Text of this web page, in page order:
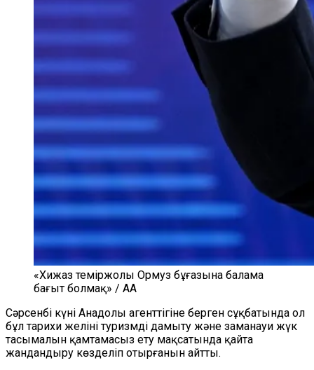
«Хижаз теміржолы Ормуз бұғазына балама
бағыт болмақ» / AA
Сәрсенбі күні Анадолы агенттігіне берген сұқбатында ол
бұл тарихи желіні туризмді дамыту және заманауи жүк
тасымалын қамтамасыз ету мақсатында қайта
жандандыру көзделіп отырғанын айтты.